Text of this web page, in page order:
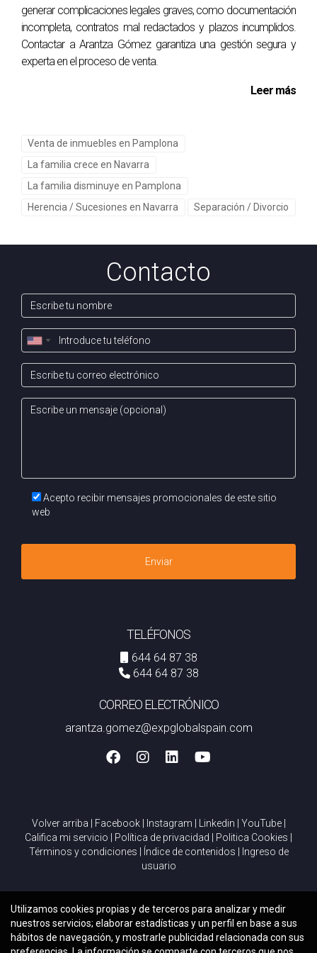
¿Qué impuestos debo pagar al vender mi casa
en Pamplona?
Al vender tu propiedad, podrías estar sujeto a impuestos
de las Personas Físicas (IRPF) en caso de ganancia
¿Es posible vender mi casa sin realizar
mejoras?
Sí, aunque las mejoras pueden aumentar el valor de la
vivienda y atraer más compradores. Si decides no realizar
lo que puede ayudar a hacer una buena impresión inicial.
es una oportunidad para maximizar el valor de tu
generar complicaciones legales graves, como documentación
incompleta, contratos mal redactados y plazos incumplidos.
Contactar a Arantza Gómez garantiza una gestión segura y
experta en el proceso de venta.
Leer más
Venta de inmuebles en Pamplona
La familia crece en Navarra
La familia disminuye en Pamplona
Herencia / Sucesiones en Navarra
Separación / Divorcio
Contacto
Acepto recibir mensajes promocionales de este sitio
web
Enviar
TELÉFONOS
644 64 87 38
644 64 87 38
CORREO ELECTRÓNICO
arantza.gomez@expglobalspain.com
Volver arriba Facebook| Instagram Linkedin YouTube|
Califica mi servicio
Política de privacidad Politica Cookies
Términos y condiciones
Índice de contenidos
Ingreso de
usuario
Utilizamos cookies propias y de terceros para analizar y medir
nuestros servicios; elaborar estadísticas y un perfil en base a sus
hábitos de navegación, y mostrarle publicidad relacionada con sus